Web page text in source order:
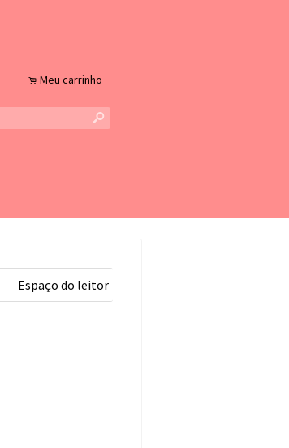
. Meu carrinho
s
Espaço do leitor